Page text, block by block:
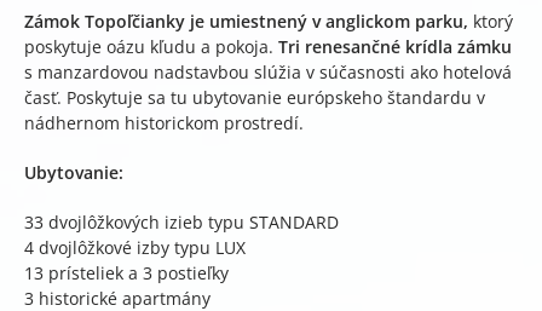
Zámok Topoľčianky je umiestnený v anglickom parku, ktorý
poskytuje oázu kľudu a pokoja. Tri renesančné krídla zámku
s manzardovou nadstavbou slúžia v súčasnosti ako hotelová
časť. Poskytuje sa tu ubytovanie európskeho štandardu v
nádhernom historickom prostredí.
Ubytovanie:
33 dvojlôžkových izieb typu STANDARD
4 dvojlôžkové izby typu LUX
13 prísteliek a 3 postieľky
3 historické apartmány